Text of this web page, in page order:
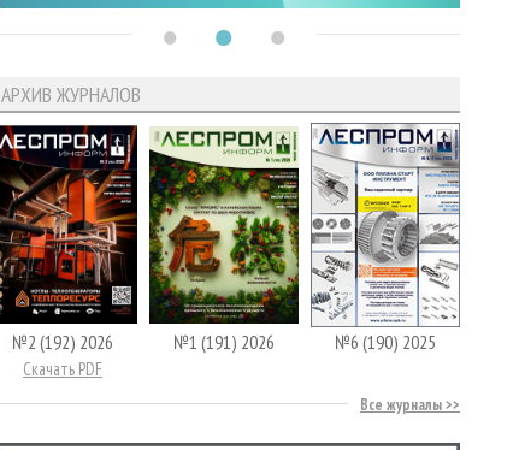
АРХИВ ЖУРНАЛОВ
№2 (192) 2026
Скачать PDF
№1 (191) 2026 №6 (190) 2025
Все журналы